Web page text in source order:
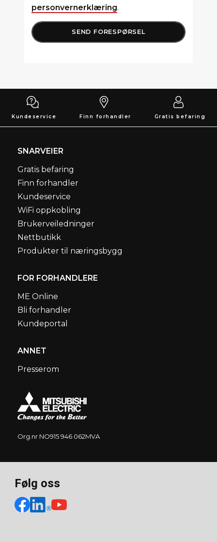
personvernerklæring.
Kundeservice Finn forhandler Gratis befaring
Org.nr NO915 946 062MVA
SNARVEIER
Gratis befaring
Finn forhandler
Kundeservice
WiFi oppkobling
Brukerveiledninger
Nettbutikk
Produkter til næringsbygg
FOR FORHANDLERE
ME Online
Bli forhandler
Kundeportal
ANNET
Presserom
Følg oss